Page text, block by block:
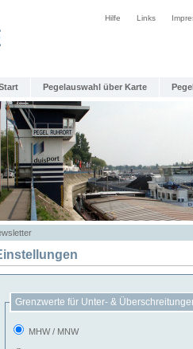
Hilfe Links
Pegelauswahl über Karte
Grenzwerte für Unter- &
MHW / MNW